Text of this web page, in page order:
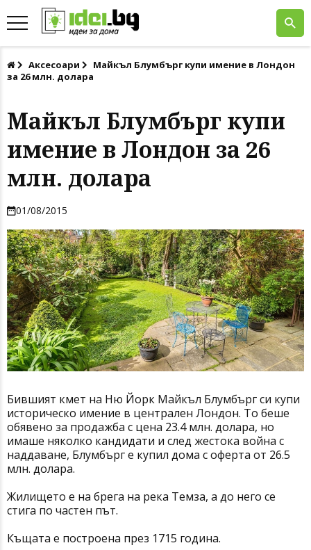
Аксесоари
Майкъл Блумбърг купи имение в Лондон
за 26 млн. долара
Майкъл Блумбърг купи
имение в Лондон за 26
млн. долара
01/08/2015
Бившият кмет на Ню Йорк Майкъл Блумбърг си купи
историческо имение в централен Лондон. То беше
обявено за продажба с цена 23.4 млн. долара, но
имаше няколко кандидати и след жестока война с
наддаване, Блумбърг е купил дома с оферта от 26.5
млн. долара.
Жилището е на брега на река Темза, а до него се
стига по частен път.
Къщата е построена през 1715 година.